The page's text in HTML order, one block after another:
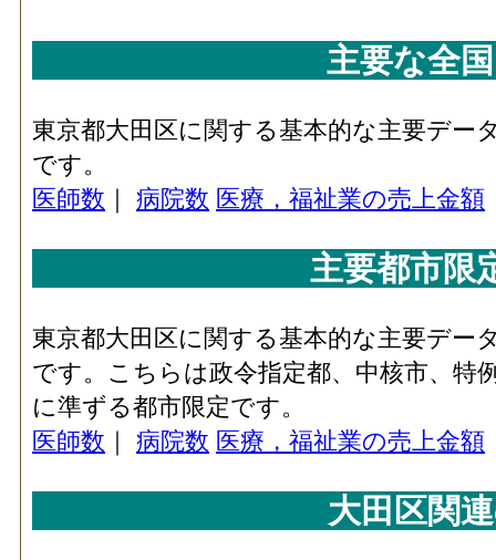
主要な全
東京都大田区に関する基本的な主要デ
です。
医師数 ｜ 病院数 医療，福祉業の売上金額
主要都市限
東京都大田区に関する基本的な主要デ
です。こちらは政令指定都、中核市、特
に準ずる都市限定です。
医師数 ｜ 病院数 医療，福祉業の売上金額
大田区関